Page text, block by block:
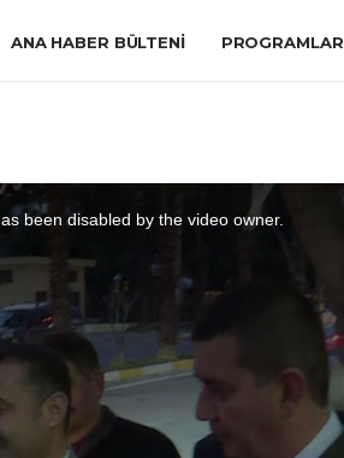
ANA HABER BÜLTENI PROGRAMLAR
been disabled by the video owner.